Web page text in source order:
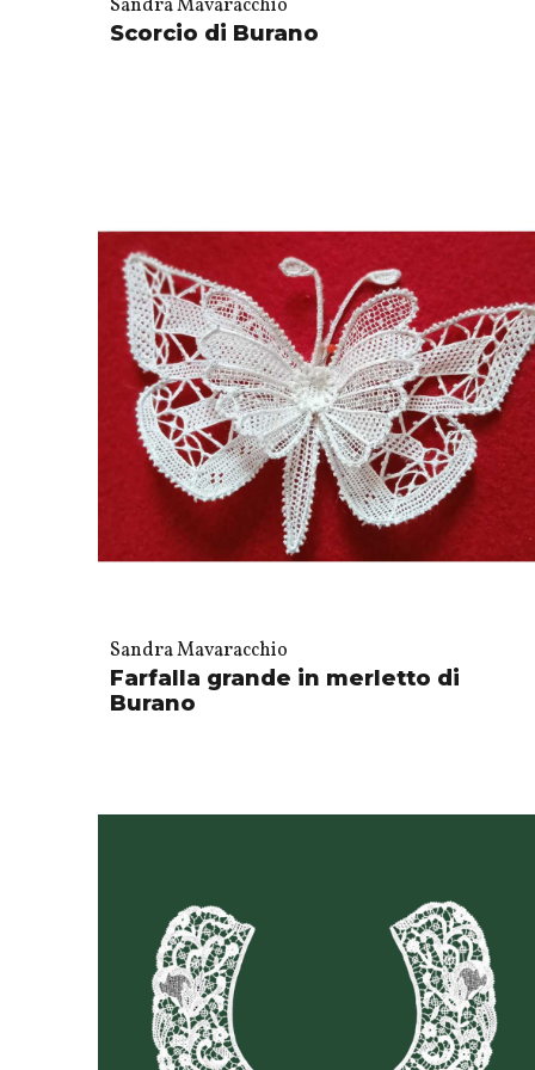
Sandra Mavaracchio
Scorcio di Burano
Sandra Mavaracchio
Farfalla grande in merletto di
Burano